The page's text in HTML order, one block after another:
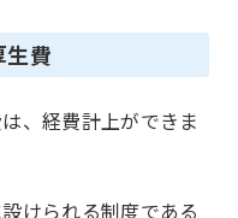
生費
、経費計上ができま
けられる制度である